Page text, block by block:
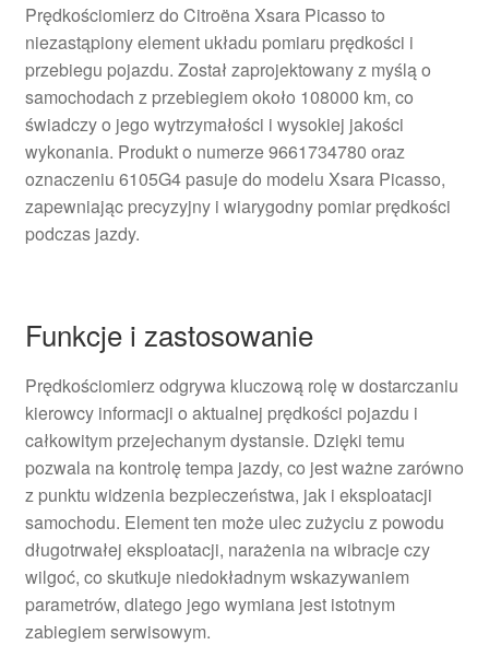
Prędkościomierz do Citroëna Xsara Picasso to
niezastąpiony element układu pomiaru prędkości i
przebiegu pojazdu. Został zaprojektowany z myślą o
samochodach z przebiegiem około 108000 km, co
świadczy o jego wytrzymałości i wysokiej jakości
wykonania. Produkt o numerze 9661734780 oraz
oznaczeniu 6105G4 pasuje do modelu Xsara Picasso,
zapewniając precyzyjny i wiarygodny pomiar prędkości
podczas jazdy.
Funkcje i zastosowanie
Prędkościomierz odgrywa kluczową rolę w dostarczaniu
kierowcy informacji o aktualnej prędkości pojazdu i
całkowitym przejechanym dystansie. Dzięki temu
pozwala na kontrolę tempa jazdy, co jest ważne zarówno
z punktu widzenia bezpieczeństwa, jak i eksploatacji
samochodu. Element ten może ulec zużyciu z powodu
długotrwałej eksploatacji, narażenia na wibracje czy
wilgoć, co skutkuje niedokładnym wskazywaniem
parametrów, dlatego jego wymiana jest istotnym
zabiegiem serwisowym.